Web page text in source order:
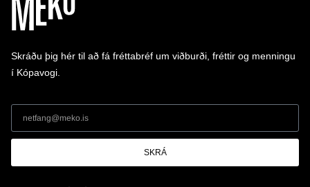
Skráðu þig hér til að fá fréttabréf um viðburði, fréttir og menningu
í Kópavogi.
SKRÁ